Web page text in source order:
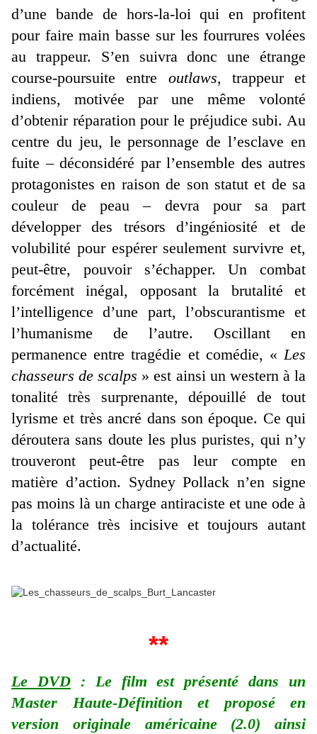
d’une bande de hors-la-loi qui en profitent
pour faire main basse sur les fourrures volées
au trappeur. S’en suivra donc une étrange
course-poursuite entre outlaws, trappeur et
indiens, motivée par une même volonté
d’obtenir réparation pour le préjudice subi. Au
centre du jeu, le personnage de l’esclave en
fuite – déconsidéré par l’ensemble des autres
protagonistes en raison de son statut et de sa
couleur de peau – devra pour sa part
développer des trésors d’ingéniosité et de
volubilité pour espérer seulement survivre et,
peut-être, pouvoir s’échapper. Un combat
forcément inégal, opposant la brutalité et
l’intelligence d’une part, l’obscurantisme et
l’humanisme de l’autre. Oscillant en
permanence entre tragédie et comédie, «Les
chasseurs de scalps » est ainsi un western à la
tonalité très surprenante, dépouillé de tout
lyrisme et très ancré dans son époque. Ce qui
déroutera sans doute les plus puristes, qui n’y
trouveront peut-être pas leur compte en
matière d’action. Sydney Pollack n’en signe
pas moins là un charge antiraciste et une ode à
la tolérance très incisive et toujours autant
d’actualité.
**
Le DVD: Le film est présenté dans un
Master Haute-Définition et proposé en
version originale américaine (2.0) ainsi